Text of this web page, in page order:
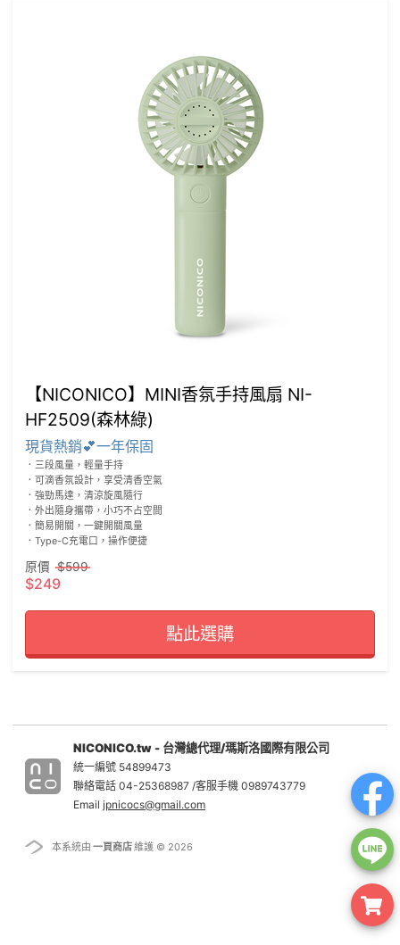
【NICONICO】MINI香氛手持風扇 NI-
HF2509(森林綠)
現貨熱銷💕一年保固
．三段風量，輕量手持
．可滴香氛設計，享受清香空氣
．強勁馬達，清涼旋風隨行
．外出隨身攜帶，小巧不占空間
．簡易開關，一鍵開關風量
原價 $599
$249
點此選購
NICONICO.tw - 台灣總代理/瑪斯洛國際有限公司
統一編號 54899473
聯絡電話 04-25368987 /客服手機 0989743779
Email jpnicocs@gmail.com
本系統由 一頁商店維護 © 2026